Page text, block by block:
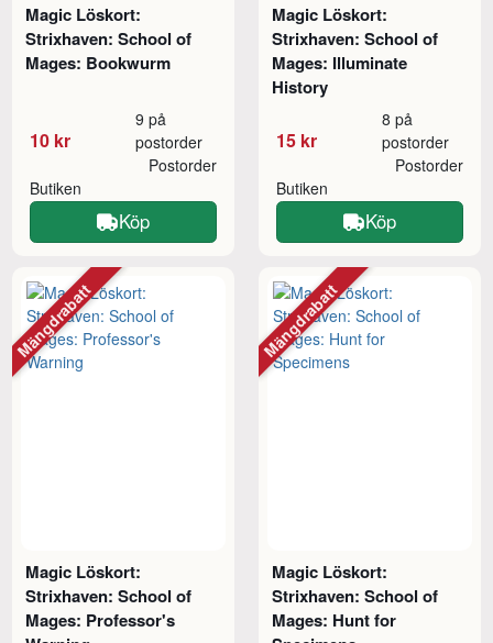
Magic Löskort:
Strixhaven: School of
Mages: Bookwurm
10 kr
9 på
postorder
Butiken
Postorder
Köp
Magic Löskort:
Strixhaven: School of
Mages: Illuminate
History
15 kr
8 på
postorder
Butiken
Postorder
Köp
Magic Löskort:
Strixhaven: School of
Mages: Professor's
Mängdrabatt
Magic Löskort:
Strixhaven: School of
Mages: Hunt for
Mängdrabatt